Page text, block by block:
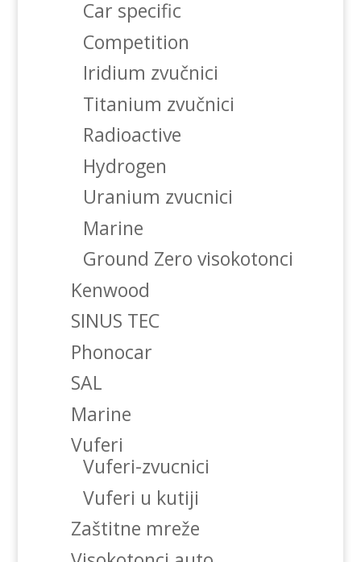
Car specific
Competition
Iridium zvučnici
Titanium zvučnici
Radioactive
Hydrogen
Uranium zvucnici
Marine
Ground Zero visokotonci
Kenwood
SINUS TEC
Phonocar
SAL
Marine
Vuferi
Vuferi-zvucnici
Vuferi u kutiji
Zaštitne mreže